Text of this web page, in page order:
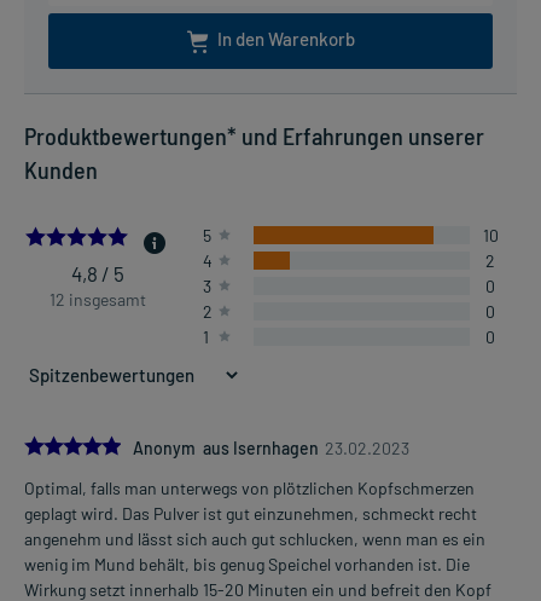
In den Warenkorb
Produktbewertungen* und Erfahrungen unserer
Kunden
4.833333333333333
4,8 / 5
12 insgesamt
5
10
4
2
3
0
2
0
1
0
5.0Anonym aus Isernhagen 23.02.2023
Optimal, falls man unterwegs von plötzlichen Kopfschmerzen
geplagt wird. Das Pulver ist gut einzunehmen, schmeckt recht
angenehm und lässt sich auch gut schlucken, wenn man es ein
wenig im Mund behält, bis genug Speichel vorhanden ist. Die
Wirkung setzt innerhalb 15-20 Minuten ein und befreit den Kopf